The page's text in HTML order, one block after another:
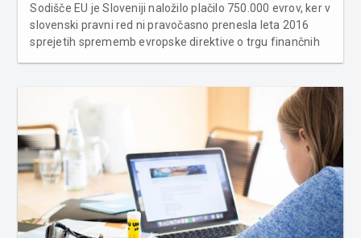
Sodišče EU je Sloveniji naložilo plačilo 750.000 evrov, ker v
slovenski pravni red ni pravočasno prenesla leta 2016
sprejetih sprememb evropske direktive o trgu finančnih